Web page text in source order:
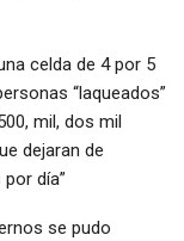
celda de 4 por 5
“laqueados”
mil, dos mil
dejaran de
día”
se pudo